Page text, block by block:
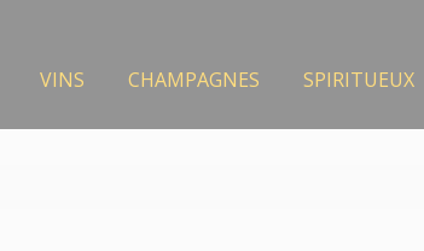
VINS CHAMPAGNES SPIRITUEUX